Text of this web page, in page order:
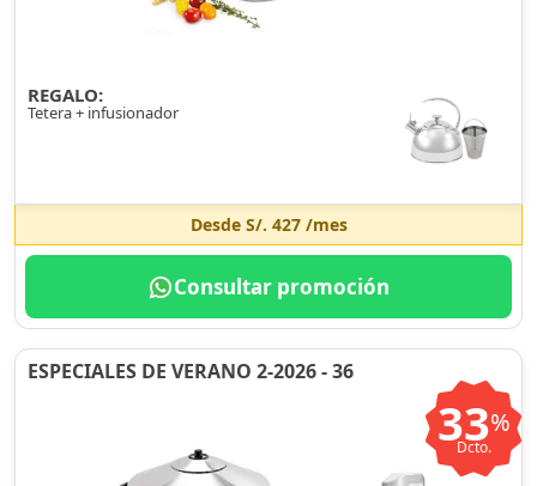
REGALO:
Tetera + infusionador
Desde S/. 427/mes
Consultar promoción
ESPECIALES DE VERANO 2-2026 - 36
33%
Dcto.